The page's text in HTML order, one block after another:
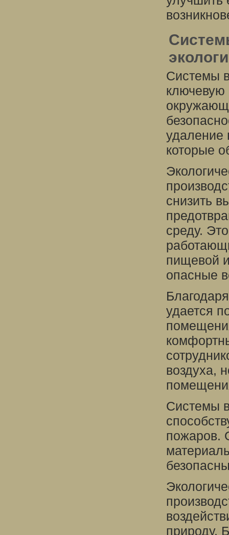
Системы
ключевую
удаление
которые
снизить
среду.
пищевой
опасные
удается
воздуха,
Системы
пожаров.
природу.